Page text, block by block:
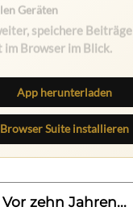
App herunterladen
Browser Suite installieren
Vor zehn Jahren...